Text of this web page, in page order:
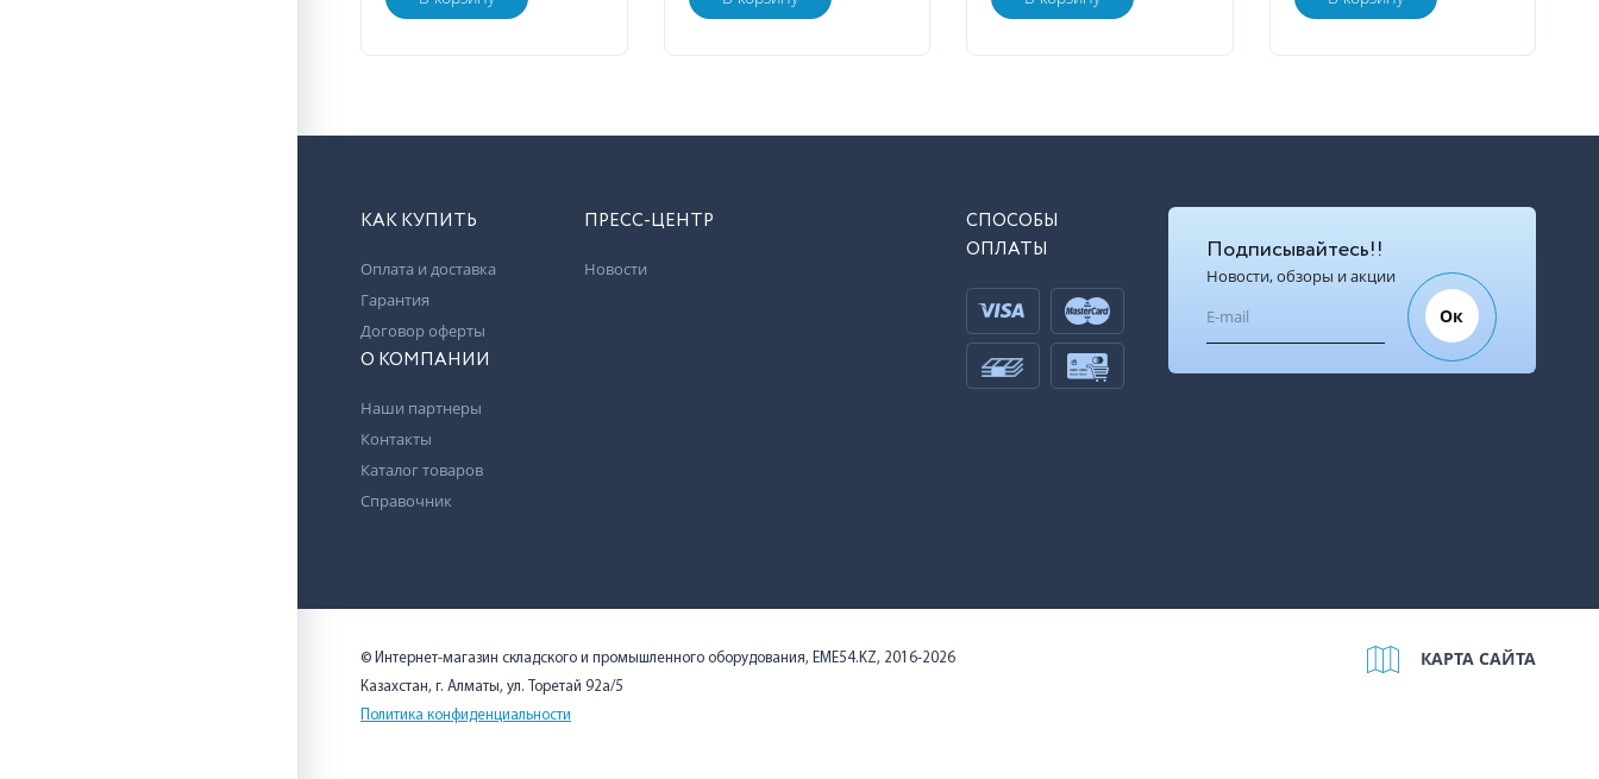
КАК КУПИТЬ
Оплата и доставка
Гарантия
Договор оферты
ПРЕСС-ЦЕНТР
Новости
О КОМПАНИИ
Наши партнеры
Контакты
Каталог товаров
Справочник
СПОСОБЫ
ОПЛАТЫ
Подписывайтесь!!
Новости, обзоры и акции
Ок
© Интернет-магазин складского и промышленного оборудования, EME54.KZ, 2016-2026
Казахстан, г. Алматы, ул. Торетай 92а/5
Политика конфиденциальности
КАРТА САЙТА